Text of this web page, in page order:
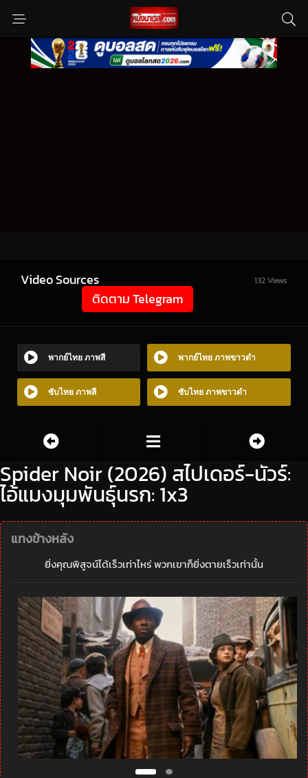
Video Sources 132 Views
ติดตาม Telegram
พากย์ไทย ภาพสี พากย์ไทย ภาพขาวดำ
ซับไทย ภาพสี ซับไทย ภาพขาวดำ
Spider Noir (2026) สไปเดอร์-นัวร์:
ไอ้แมงมุมพันธุ์นรก: 1x3
แทงข้างหลัง
ยิ่งคุณพิสูจน์ได้เร็วเท่าไหร่ พวกเขาก็ยิ่งตายเร็วเท่านั้น